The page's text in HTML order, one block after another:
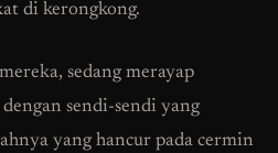
di kerongkong.
sedang merayap
sendi-sendi yang
yang hancur pada cermin